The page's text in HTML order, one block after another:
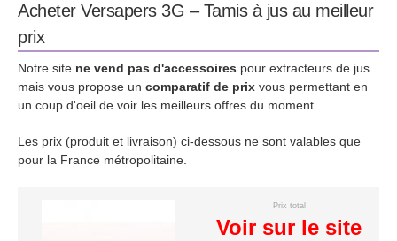
Acheter Versapers 3G – Tamis à jus au meilleur
prix
Notre site ne vend pas d'accessoires pour extracteurs de jus
mais vous propose un comparatif de prix vous permettant en
un coup d'oeil de voir les meilleurs offres du moment.
Les prix (produit et livraison) ci-dessous ne sont valables que
pour la France métropolitaine.
Prix total
Voir sur le site